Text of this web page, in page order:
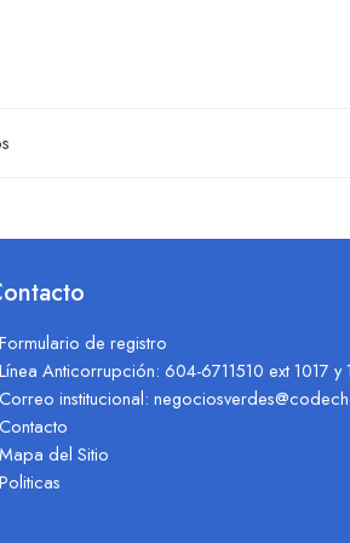
Formulario de registro
Línea Anticorrupción: 604-6711510 ext 1017 y
Correo institucional:
Contacto
Mapa del Sitio
Politicas